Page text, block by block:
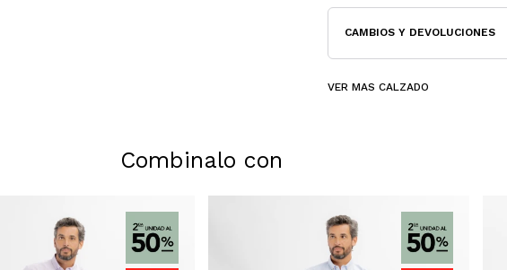
CAMBIOS Y DEVOLUCIONES
VER MAS CALZADO
Combinalo con